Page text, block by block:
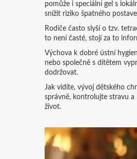
pomůže i speciální gel s
snížit riziko špatného
Rodiče často slyší o tzv.
to není časté, stojí za to
Výchova k dobré ústní
nebo společně s dítětem
dodržovat.
Jak vidíte, vývoj dětského
správně, kontrolujte stravu
život.